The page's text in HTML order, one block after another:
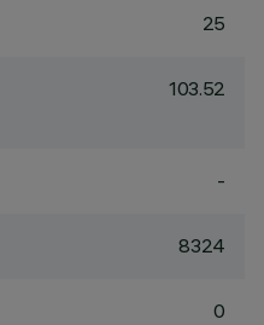
25
103.52
-
8324
0